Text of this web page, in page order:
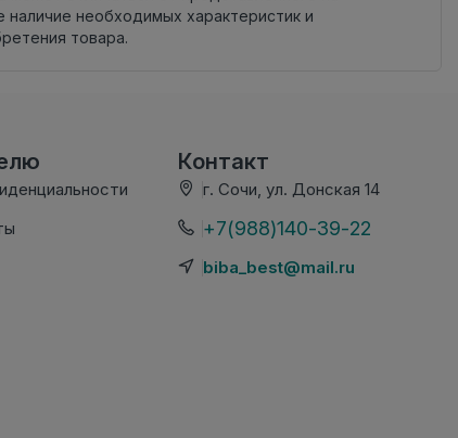
необходимых характеристик и
товара.
Контакт
г. Сочи, ул. Донская 14
+7(988)140-39-22
biba_best@mail.ru